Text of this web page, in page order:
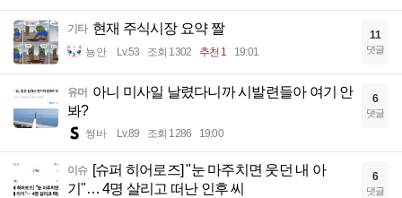
기타 현재 주식시장 요약 짤
뇽안 Lv.53 조회 1302 추천 1 19:01
11
댓글
유머 아니 미사일 날렸다니까 시발련들아 여기 안
봐?
썽바 Lv.89 조회 1286 19:00
6
댓글
이슈 [슈퍼 히어로즈] "눈 마주치면 웃던 내 아
기"… 4명 살리고 떠난 인후 씨
6
댓글